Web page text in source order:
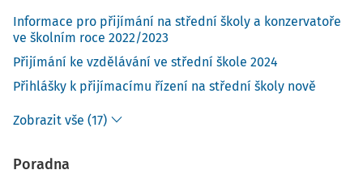
Informace pro přijímání na střední školy a konzervatoře
ve školním roce 2022/2023
Přijímání ke vzdělávání ve střední škole 2024
Přihlášky k přijímacímu řízení na střední školy nově
Zobrazit vše (17)
Poradna